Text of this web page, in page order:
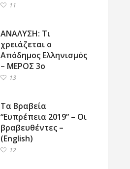
11
ΑΝΑΛΥΣΗ: Τι
χρειάζεται ο
Απόδημος Ελληνισμός
– ΜΕΡΟΣ 3ο
13
Τα Βραβεία
“Ευπρέπεια 2019” – Οι
βραβευθέντες –
(English)
12